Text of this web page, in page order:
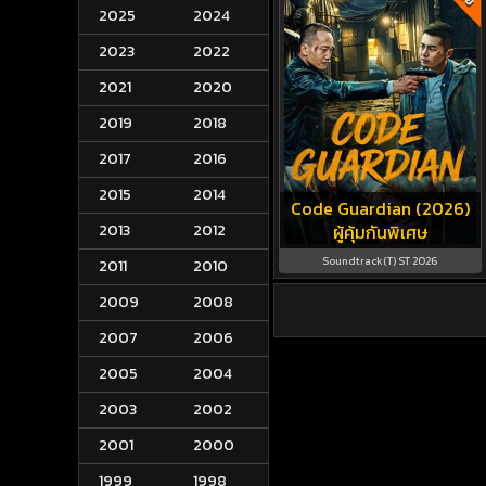
2025
2024
2023
2022
2021
2020
2019
2018
2017
2016
2015
2014
2013
2012
2011
2010
2009
2008
2007
2006
2005
2004
2003
2002
2001
2000
1999
1998
Code Guardian (2026)
ผู้คุ้มกันพิเศษ
Soundtrack(T) ST 2026